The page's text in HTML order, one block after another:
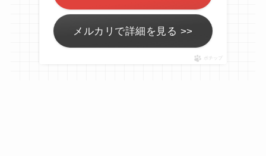
メルカリで詳細を見る >>
ポチップ